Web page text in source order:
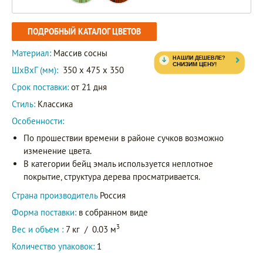
ПОДРОБНЫЙ КАТАЛОГ ЦВЕТОВ
Материал: Массив сосны
ШxВxГ (мм): 350 x 475 x 350
Срок поставки: от 21 дня
Стиль: Классика
Особенности:
По прошествии времени в районе сучков возможно
изменение цвета.
В категории бейц эмаль используется неплотное
покрытие, структура дерева просматривается.
Страна производитель Россия
Форма поставки: в собранном виде
Вес и объем : 7 кг / 0.03 м3
Количество упаковок: 1